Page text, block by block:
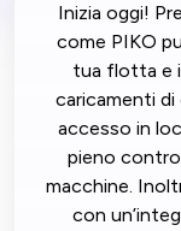
Inizia oggi!
come PIKO
tua flotta e
caricamenti
accesso in
pieno
macchine.
con